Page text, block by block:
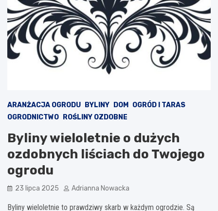
ARANŻACJA OGRODU BYLINY DOM
OGRÓD I TARAS
OGRODNICTWO
ROŚLINY OZDOBNE
Byliny wieloletnie o dużych
ozdobnych liściach do Twojego
ogrodu
23 lipca 2025 Adrianna Nowacka
Byliny wieloletnie to prawdziwy skarb w każdym ogrodzie. Są